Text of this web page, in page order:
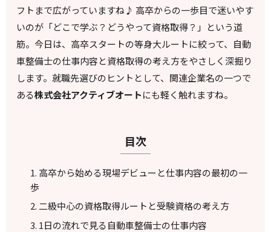
フトまで広がっていますね♪ 高卒からの一歩目で迷いやす
いのが「どこで学ぶ？どうやって資格取得？」という道
筋。今日は、高卒スタートの等身大ルートに絞って、自動
車整備士の仕事内容と資格取得の考え方をやさしく深掘り
します。就職先選びのヒントとして、関連企業名の一つで
ある株式会社アクティブオートにも軽く触れますね。
目次
高卒から始める現場デビューと仕事内容の最初の一
歩
二級中心の資格取得ルートと受験資格の考え方
1日の流れで見る自動車整備士の仕事内容